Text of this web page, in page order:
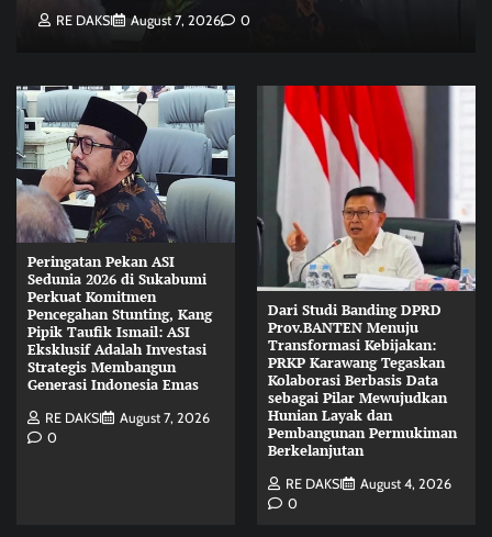
RE DAKSI August 7, 2026 0
Peringatan Pekan ASI
Sedunia 2026 di Sukabumi
Perkuat Komitmen
Pencegahan Stunting, Kang
Pipik Taufik Ismail: ASI
Eksklusif Adalah Investasi
Strategis Membangun
Generasi Indonesia Emas
RE DAKSI
August 7, 2026
0
Dari Studi Banding DPRD
Prov.BANTEN Menuju
Transformasi Kebijakan:
PRKP Karawang Tegaskan
Kolaborasi Berbasis Data
sebagai Pilar Mewujudkan
Hunian Layak dan
Pembangunan Permukiman
Berkelanjutan
RE DAKSI
August 4, 2026
0